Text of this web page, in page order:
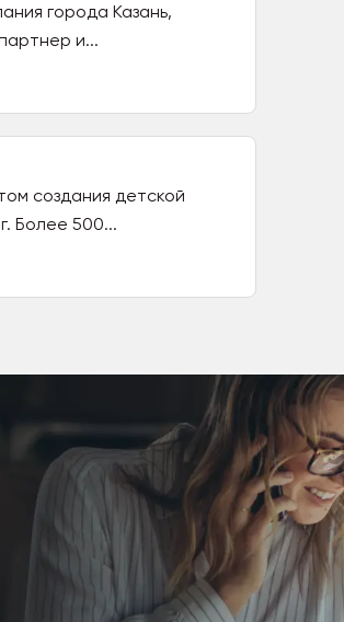
города Казань,
и...
создания детской
Более 500...